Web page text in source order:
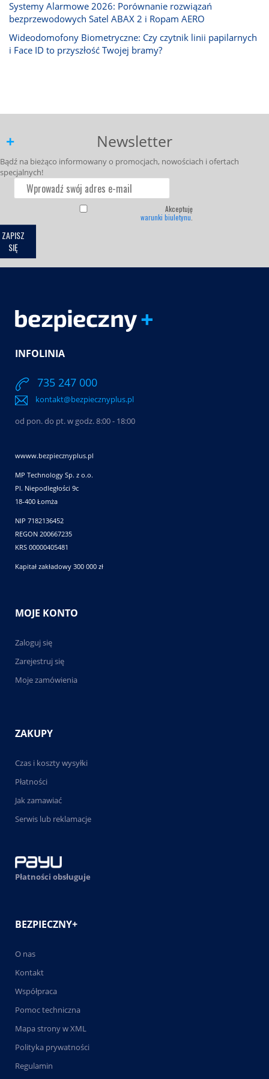
Systemy Alarmowe 2026: Porównanie rozwiązań
bezprzewodowych Satel ABAX 2 i Ropam AERO
Wideodomofony Biometryczne: Czy czytnik linii papilarnych
i Face ID to przyszłość Twojej bramy?
Newsletter
Bądź na bieżąco informowany o promocjach, nowościach i ofertach
specjalnych!
Akceptuję
warunki biuletynu.
ZAPISZ
SIĘ
INFOLINIA
735 247 000
kontakt@bezpiecznyplus.pl
od pon. do pt. w godz. 8:00 - 18:00
wwww.bezpiecznyplus.pl
MP Technology Sp. z o.o.
Pl. Niepodległości 9c
18-400 Łomża
NIP 7182136452
REGON 200667235
KRS 00000405481
Kapitał zakładowy 300 000 zł
MOJE KONTO
Zaloguj się
Zarejestruj się
Moje zamówienia
ZAKUPY
Czas i koszty wysyłki
Płatności
Jak zamawiać
Serwis lub reklamacje
Płatności obsługuje
BEZPIECZNY+
O nas
Kontakt
Współpraca
Pomoc techniczna
Mapa strony w XML
Polityka prywatności
Regulamin